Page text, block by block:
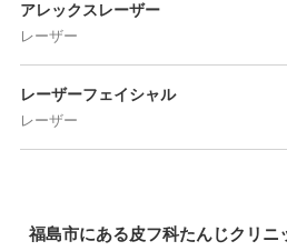
アレックスレーザー
レーザー
レーザーフェイシャル
レーザー
福島市にある皮フ科たんじクリニ